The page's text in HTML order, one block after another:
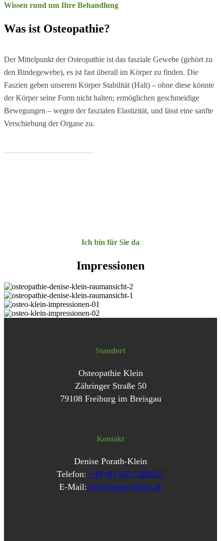
Wissen rund um Ihre Behandlung
Was ist Osteopathie?
Der Mittelpunkt der Osteopathie ist das fasziale Gewebe (gehört zu
den Bindegewebe), es ist fast überall im Körper zu finden. Die
Faszien geben unserem Körper Stabilität (Halt) – ohne diese könnte
der Körper seine Form nicht halten; ermöglichen geschmeidige
Bewegungen – wegen der faszialen Elastizität, und lässt eine sanfte
Verschiebung der Organe zu.
Ich bin für Sie da
Impressionen
Standort
Osteopathie Klein
Zähringer Straße 50
79108 Freiburg im Breisgau
Kontakt
Denise Porath-Klein
Telefon: +49 (0) 163 7288317
E-Mail: info@osteo-klein.de